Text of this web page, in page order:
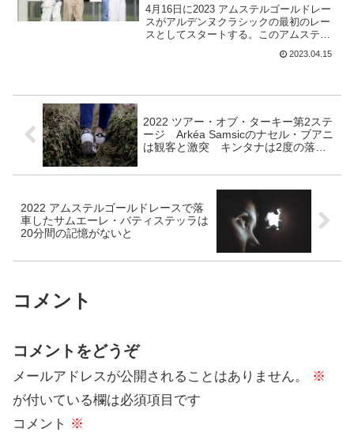
4月16日に2023 アムステルゴールドレー
スがアルデンヌクラシックの最初のレー
スとしてスタートする。このアムステル
ゴールドレースだけど、2019年にはマチ
ュー・ファンデルプールが怒涛の追い上
2023.04.15
2022 ツアー・オブ・ターキー第2ステ
ージ Arkéa Samsicのナセル・ブアニ
は観客と激突 キンタナは2度の落車
2022 アムステルゴールドレースで落
車したサムエーレ・バティステッラは
20分間の記憶がないと
コメント
コメントをどうぞ
メールアドレスが公開されることはありません。
※
が付いている欄は必須項目です
コメント ※